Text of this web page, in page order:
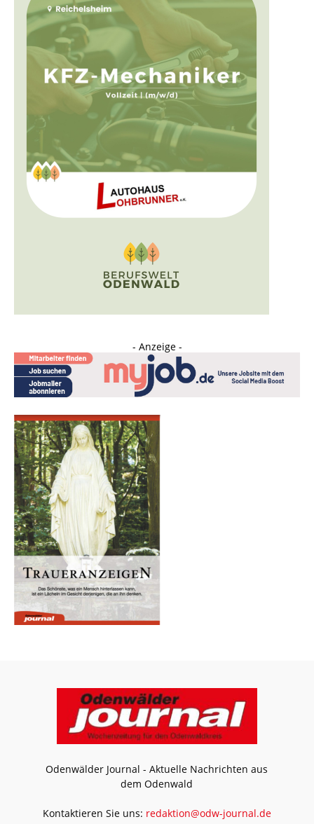
- Anzeige -
Odenwälder Journal - Aktuelle Nachrichten aus
dem Odenwald
Kontaktieren Sie uns: redaktion@odw-journal.de